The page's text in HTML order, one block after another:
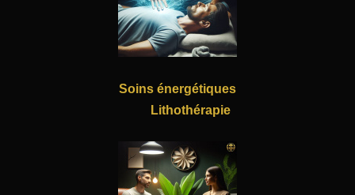
Soins énergétiques
Lithothérapie